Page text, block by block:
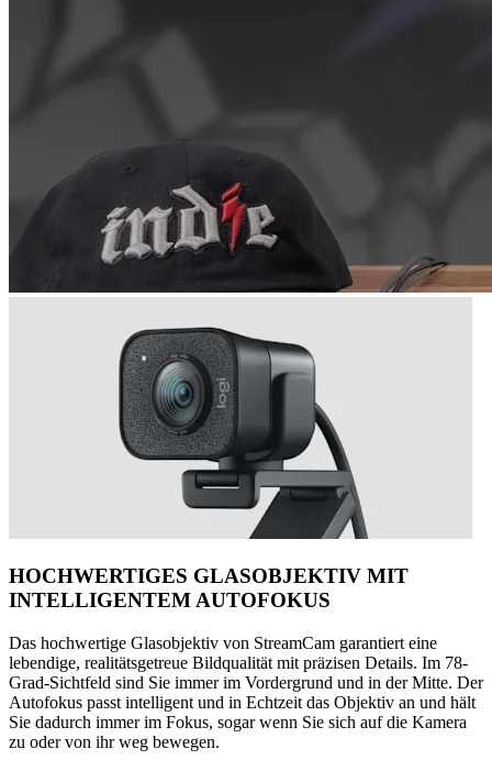
HOCHWERTIGES GLASOBJEKTIV MIT
INTELLIGENTEM AUTOFOKUS
Das hochwertige Glasobjektiv von StreamCam garantiert eine
lebendige, realitätsgetreue Bildqualität mit präzisen Details. Im 78-
Grad-Sichtfeld sind Sie immer im Vordergrund und in der Mitte. Der
Autofokus passt intelligent und in Echtzeit das Objektiv an und hält
Sie dadurch immer im Fokus, sogar wenn Sie sich auf die Kamera
zu oder von ihr weg bewegen.